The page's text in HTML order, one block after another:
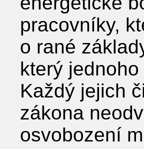
pracovníky,
o rané
který
Každý jejich
zákona
osvobození